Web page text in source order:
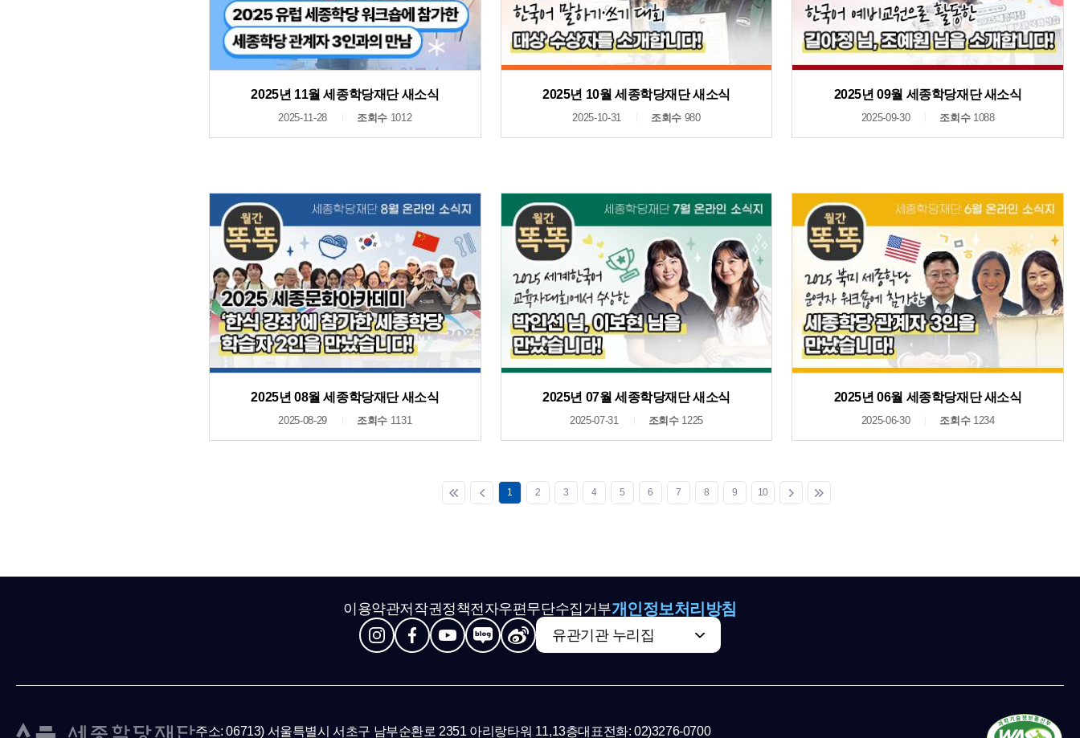
2025년 11월 세종학당재단 새소식
2025-11-28 조회수 1012
2025년 10월 세종학당재단 새소식
2025-10-31 조회수 980
2025년 09월 세종학당재단 새소식
2025-09-30 조회수 1088
2025년 08월 세종학당재단 새소식
2025-08-29 조회수 1131
2025년 07월 세종학당재단 새소식
2025-07-31 조회수 1225
2025년 06월 세종학당재단 새소식
2025-06-30 조회수 1234
1 2 3 4 5 6 7 8 9 10
이용약관저작권정책전자우편무단수집거부개인정보처리방침
유관기관 누리집
주소: 06713) 서울특별시 서초구 남부순환로 2351 아리랑타워 11,13층대표전화: 02)3276-0700